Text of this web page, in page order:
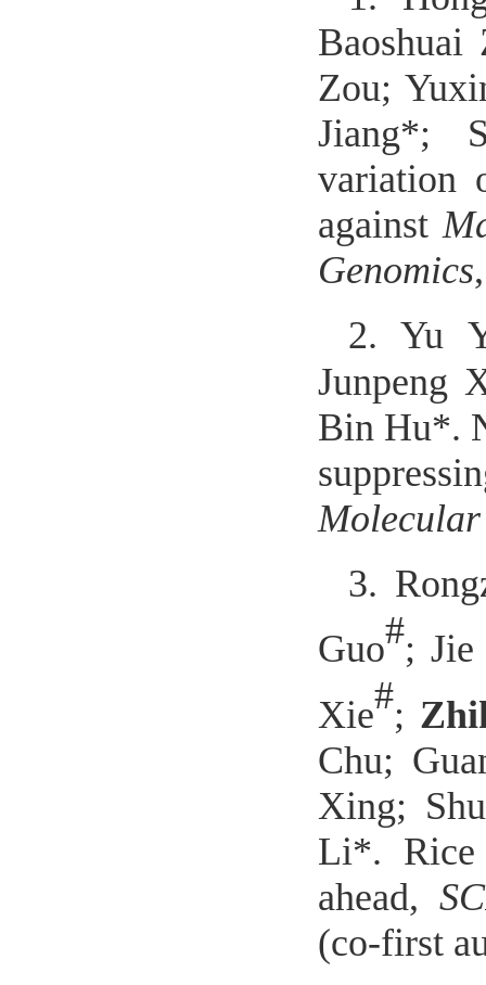
Baoshuai
Zou;
Jiang*;
against
Genomics
2. Yu
Junpeng
Bin Hu*.
3.
Guo#;
Xie#;
Chu;
Xing;
Li*. Rice
ahead,
(co-first